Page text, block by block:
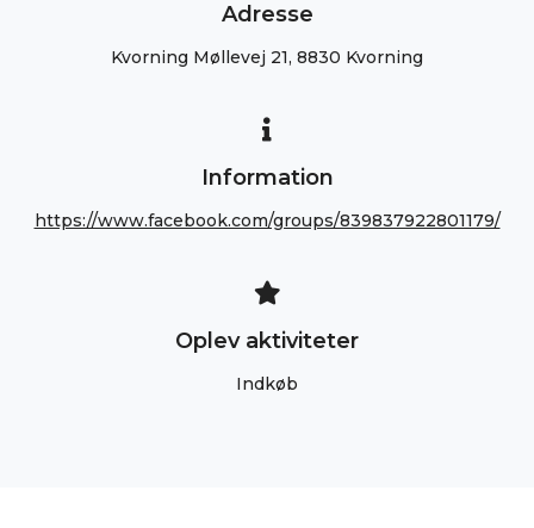
Adresse
Kvorning Møllevej 21, 8830 Kvorning
Information
https://www.facebook.com/groups/839837922801179/
Oplev aktiviteter
Indkøb